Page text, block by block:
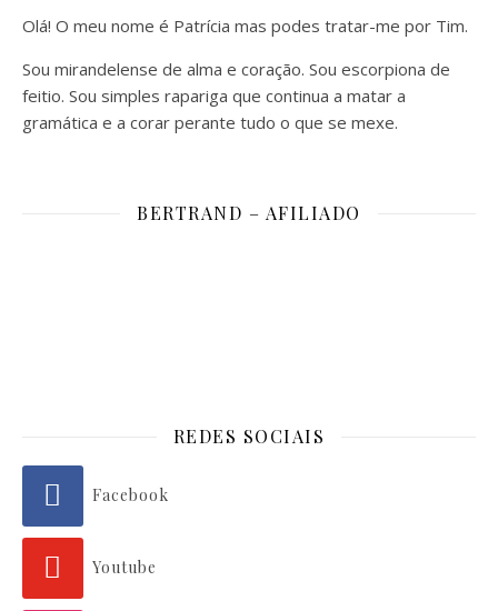
Olá! O meu nome é Patrícia mas podes tratar-me por Tim.
Sou mirandelense de alma e coração. Sou escorpiona de
feitio. Sou simples rapariga que continua a matar a
gramática e a corar perante tudo o que se mexe.
BERTRAND – AFILIADO
REDES SOCIAIS
Facebook
Youtube